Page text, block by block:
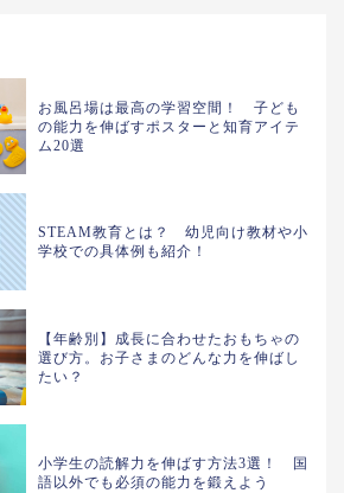
お風呂場は最高の学習空間！ 子ども
の能力を伸ばすポスターと知育アイテ
ム20選
STEAM教育とは？ 幼児向け教材や小
学校での具体例も紹介！
【年齢別】成長に合わせたおもちゃの
選び方。お子さまのどんな力を伸ばし
たい？
小学生の読解力を伸ばす方法3選！ 国
語以外でも必須の能力を鍛えよう